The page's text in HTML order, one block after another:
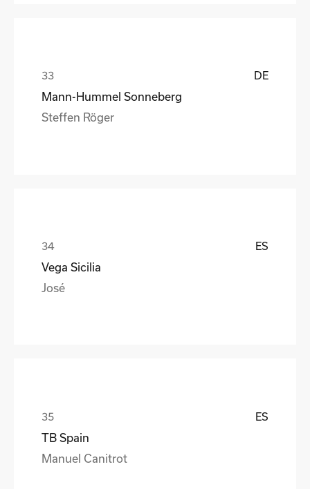
DE
Mann-Hummel Sonneberg
Steffen Röger
ES
Vega Sicilia
José
ES
TB Spain
Manuel Canitrot